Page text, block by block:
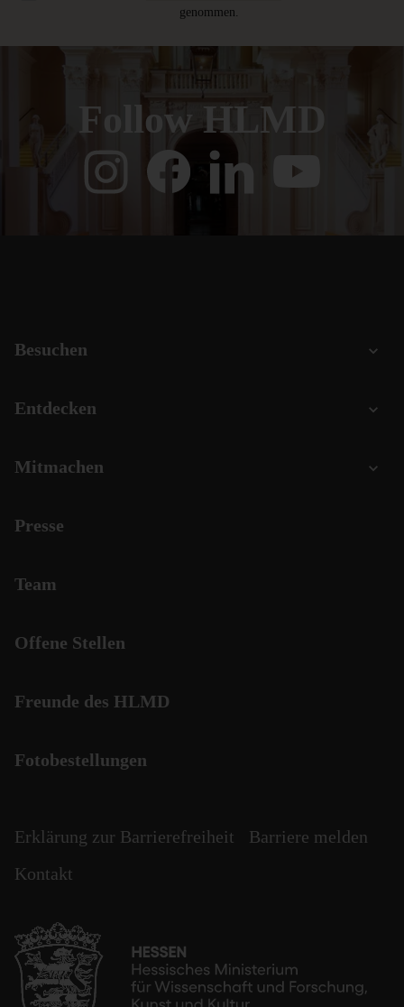
genommen.
Follow HLMD
Besuchen
Entdecken
Mitmachen
Presse
Team
Offene Stellen
Freunde des HLMD
Fotobestellungen
Erklärung zur Barrierefreiheit
Barriere melden
Kontakt